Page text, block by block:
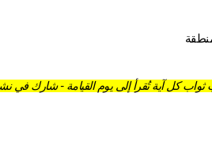
كل آية تُقرأ إلى يوم القيامة - شارك في